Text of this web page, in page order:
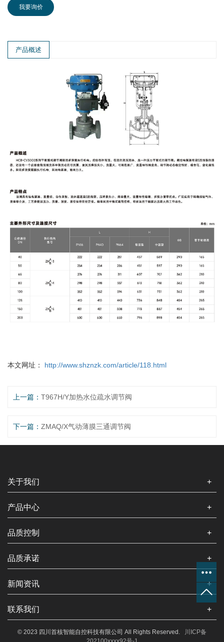
我要询价
产品概述
本文网址： http://www.shznzk.com/article/118.html
上一篇： T967H/Y加热水位疏水调节阀
下一篇： ZMAQ/X气动薄膜三通调节阀
关于我们 +
产品中心 +
品质控制 +
品质承诺 +
新闻资讯 +
联系我们 +
© 2023 四川首核智能自控科技有限公司 All Rights Reserved.
川ICP备